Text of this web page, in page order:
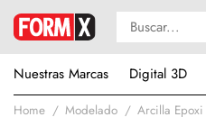
Nuestras Marcas
Digital 3D
Home Modelado Arcilla Epoxi